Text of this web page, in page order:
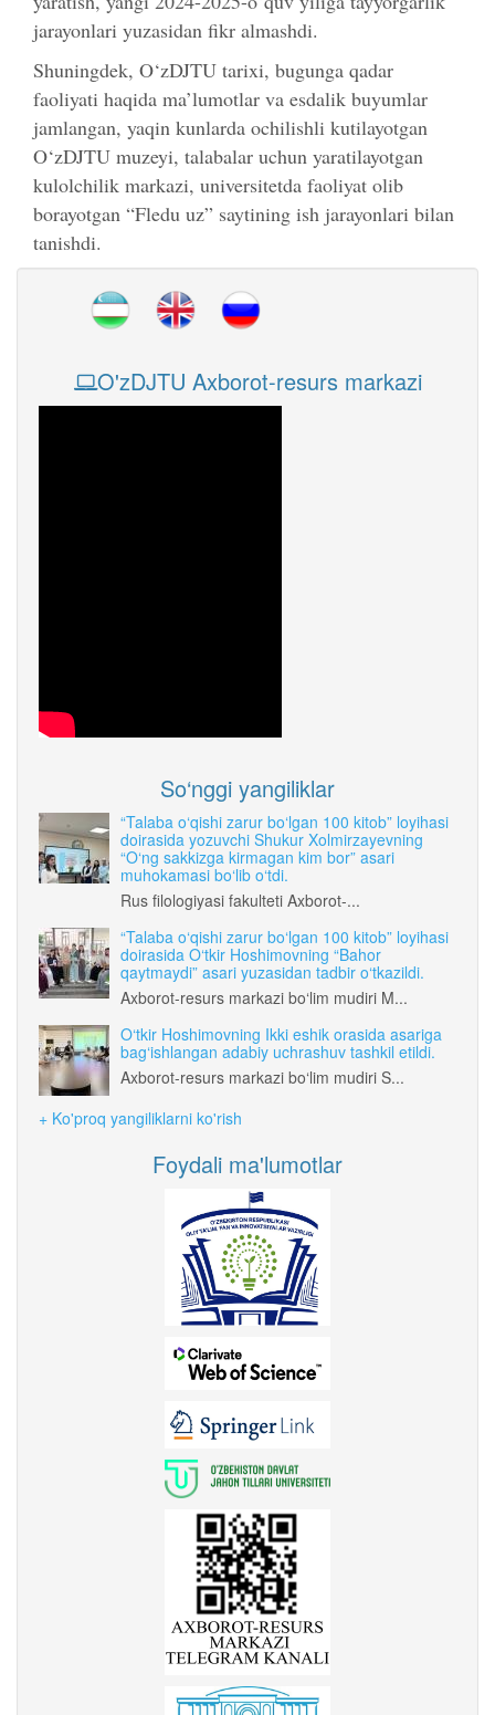
jarayonlari yuzasidan fikr almashdi.
Shuningdek, O‘zDJTU tarixi, bugunga qadar
faoliyati haqida ma’lumotlar va esdalik buyumlar
jamlangan, yaqin kunlarda ochilishli kutilayotgan
O‘zDJTU muzeyi, talabalar uchun yaratilayotgan
kulolchilik markazi, universitetda faoliyat olib
borayotgan “Fledu uz” saytining ish jarayonlari bilan
tanishdi.
O'zDJTU Axborot-resurs markazi
So‘nggi yangiliklar
“Talaba o‘qishi zarur bo‘lgan 100 kitob” loyihasi
doirasida yozuvchi Shukur Xolmirzayevning
“O‘ng sakkizga kirmagan kim bor” asari
muhokamasi bo‘lib o‘tdi.
Rus filologiyasi fakulteti Axborot-...
“Talaba o‘qishi zarur bo‘lgan 100 kitob” loyihasi
doirasida O‘tkir Hoshimovning “Bahor
qaytmaydi” asari yuzasidan tadbir o‘tkazildi.
Axborot-resurs markazi bo‘lim mudiri M...
O‘tkir Hoshimovning Ikki eshik orasida asariga
bag‘ishlangan adabiy uchrashuv tashkil etildi.
Axborot-resurs markazi bo‘lim mudiri S...
+ Ko'proq yangiliklarni ko'rish
Foydali ma'lumotlar